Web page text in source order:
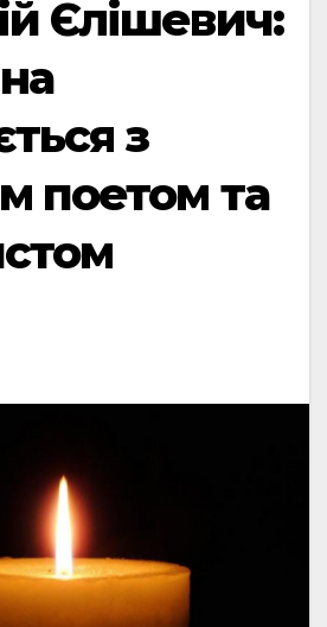
Єлішевич:
з
поетом та